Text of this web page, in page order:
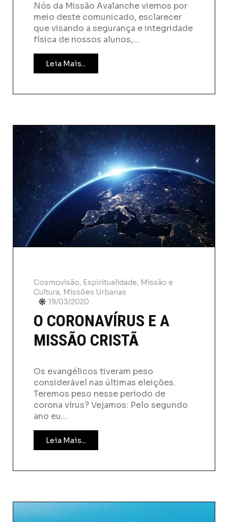
Nós da Missão Avalanche viemos por
meio deste comunicado, esclarecer
que visando a segurança e integridade
física de nossos alunos,…
Leia Mais...
Cosmovisão, Espiritualidade, Missão e
Cultura, Missões Urbanas
19/03/2020
O CORONAVÍRUS E A
MISSÃO CRISTÃ
Os evangélicos tiveram peso
considerável nas últimas eleições.
Teremos peso nesse período de
corona vírus? Vejamos: Pelo segundo
ano eu…
Leia Mais...